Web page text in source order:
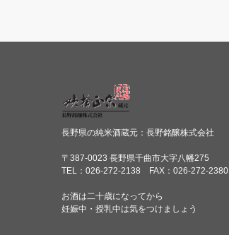
長野県の純米酒蔵元：長野銘醸株式会社
〒387-0023 長野県千曲市大字八幡275
TEL：026-272-2138 FAX：026-272-2380
お酒は二十歳になってから
妊娠中・授乳中は気をつけましょう